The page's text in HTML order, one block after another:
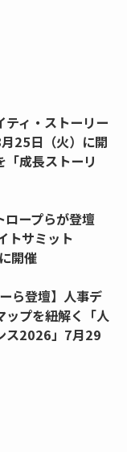
ティ・ストーリー
25日（火）に開
成長ストーリ
ープらが登壇
トサミット
開催
ら登壇】人事デ
ップを紐解く「人
ス2026」7月29